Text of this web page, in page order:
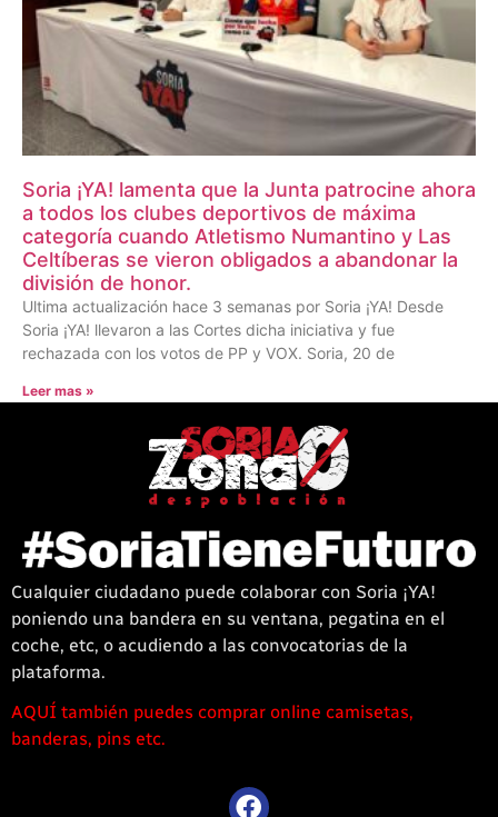
Soria ¡YA! lamenta que la Junta patrocine ahora
a todos los clubes deportivos de máxima
categoría cuando Atletismo Numantino y Las
Celtíberas se vieron obligados a abandonar la
división de honor.
Ultima actualización hace 3 semanas por Soria ¡YA! Desde
Soria ¡YA! llevaron a las Cortes dicha iniciativa y fue
rechazada con los votos de PP y VOX. Soria, 20 de
Leer mas »
Cualquier ciudadano puede colaborar con Soria ¡YA!
poniendo una bandera en su ventana, pegatina en el
coche, etc, o acudiendo a las convocatorias de la
plataforma.
1win
casino
AQUÍ también puedes comprar online camisetas,
banderas, pins etc.